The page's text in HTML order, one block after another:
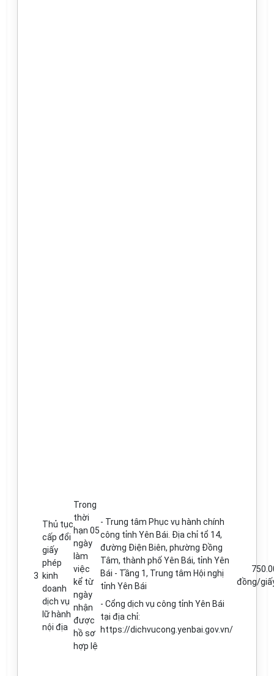
3
Thủ tục
cấp đổi
giấy
phép
kinh
doanh
dịch vụ
lữ hành
nội địa
Trong
thời
hạn 05
ngày
làm
việc
kể từ
ngày
nhận
được
hồ sơ
hợp lệ
- Trung tâm Phục vụ hành chính
công tỉnh Yên Bái. Địa chỉ tổ 14,
đường Điện Biên, phường Đồng
Tâm, thành phố Yên Bái, tỉnh Yên
Bái - Tầng 1, Trung tâm Hội nghị
tỉnh Yên Bái
- Cổng dịch vụ công tỉnh Yên Bái
tại địa chỉ:
https://dichvucong.yenbai.gov.vn/
đồng/